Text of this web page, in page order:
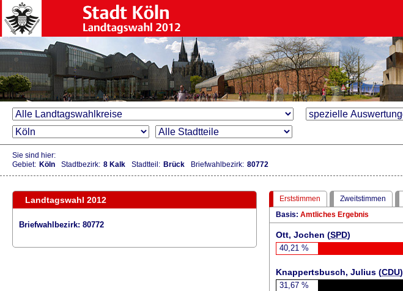
Sie sind hier:
Gebiet: Köln Stadtbezirk: 8 Kalk Stadtteil: Brück Briefwahlbezirk: 80772
Landtagswahl 2012
Briefwahlbezirk: 80772
Erststimmen Zweitstimmen
Basis: Amtliches Ergebnis
Ott, Jochen (SPD)
40,21%
Knappertsbusch, Julius (CDU)
31,67%